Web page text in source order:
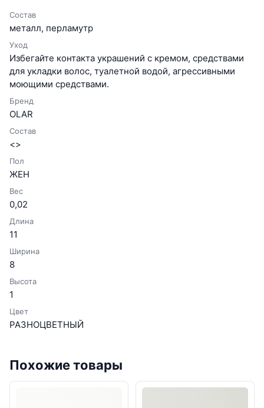
Состав
металл, перламутр
Уход
Избегайте контакта украшений с кремом, средствами
для укладки волос, туалетной водой, агрессивными
моющими средствами.
Бренд
OLAR
Состав
<>
Пол
ЖЕН
Вес
0,02
Длина
11
Ширина
8
Высота
1
Цвет
РАЗНОЦВЕТНЫЙ
Похожие товары